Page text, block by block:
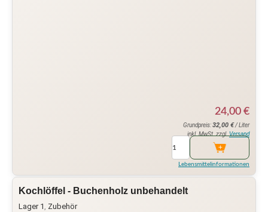
24,00 €
Grundpreis:32,00 €/ Liter
inkl. MwSt. zzgl. Versand
Lebensmittelinformationen
Kochlöffel - Buchenholz unbehandelt
Lager 1 , Zubehör